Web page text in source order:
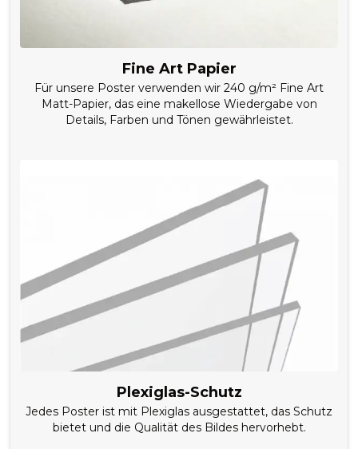
Fine Art Papier
Für unsere Poster verwenden wir 240 g/m² Fine Art
Matt-Papier, das eine makellose Wiedergabe von
Details, Farben und Tönen gewährleistet.
Plexiglas-Schutz
Jedes Poster ist mit Plexiglas ausgestattet, das Schutz
bietet und die Qualität des Bildes hervorhebt.